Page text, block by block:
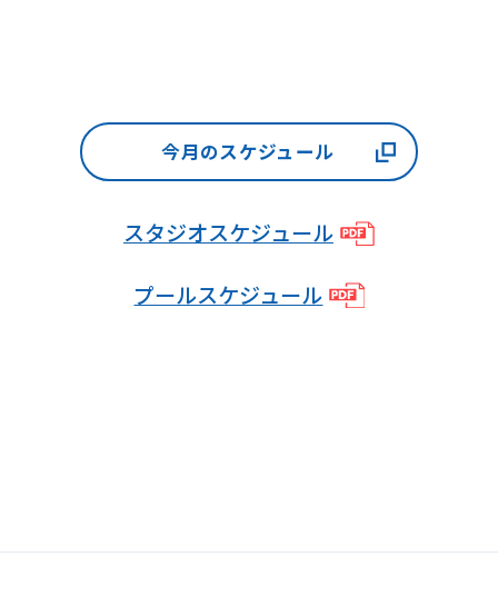
今月のスケジュール
スタジオスケジュール
プールスケジュール
differ
from
original
We
before